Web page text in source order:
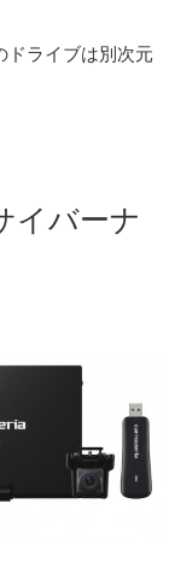
ドライブは別次元
イバーナ